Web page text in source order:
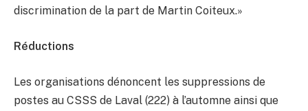
discrimination de la part de Martin Coiteux.»
Réductions
Les organisations dénoncent les suppressions de
postes au CSSS de Laval (222) à l’automne ainsi que